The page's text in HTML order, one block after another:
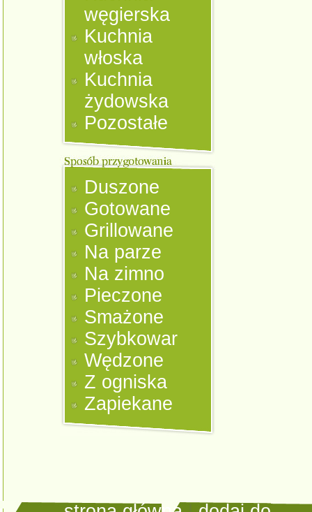
węgierska
Kuchnia
włoska
Kuchnia
żydowska
Pozostałe
Duszone
Gotowane
Grillowane
Na parze
Na zimno
Pieczone
Smażone
Szybkowar
Wędzone
Z ogniska
Zapiekane